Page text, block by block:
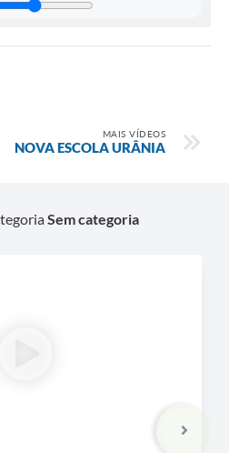
MAIS VÍDEOS
NOVA ESCOLA URÂNIA
Sem categoria